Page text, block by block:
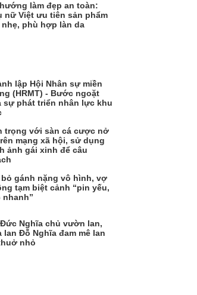
làm đẹp an toàn:
nữ Việt ưu tiên sản phẩm
phù hợp làn da
lập Hội Nhân sự miền
(HRMT) - Bước ngoặt
sự phát triển nhân lực khu
trọng với sàn cá cược nở
mạng xã hội, sử dụng
ảnh gái xinh để câu
gánh nặng vô hình, vợ
tạm biệt cảnh “pin yếu,
nhanh”
Nghĩa chủ vườn lan,
lan Đỗ Nghĩa đam mê lan
nhỏ